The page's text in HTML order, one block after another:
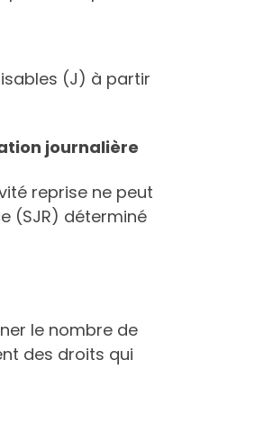
(J) à partir
journalière
reprise ne peut
(SJR) déterminé
le nombre de
des droits qui